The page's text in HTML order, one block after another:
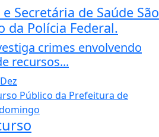
Secretária de Saúde São
da Polícia Federal.
crimes envolvendo
recursos...